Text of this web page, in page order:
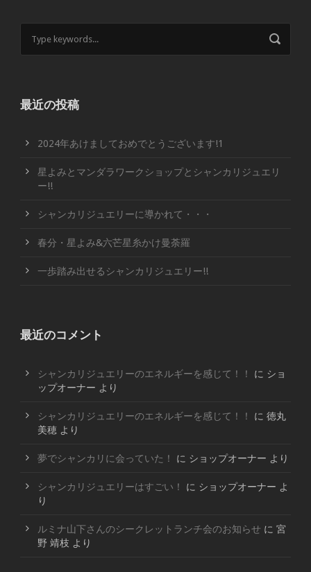
最近の投稿
2024年あけましておめでとうございます!1
星よみとマンダラワークショップとシャンカリジュエリ
ー!!
シャンカリジュエリーに導かれて・・・
春分・星よみ&六芒星糸かけ曼荼羅
一歩踏み出せるシャンカリジュエリー!!
最近のコメント
シャンカリジュエリーのエネルギーを感じて！！ に ショ
ップオーナー より
シャンカリジュエリーのエネルギーを感じて！！ に 徳丸
美穂 より
夢でシャンカリに会っていた！ に ショップオーナー より
シャンカリジュエリーはすごい！ に ショップオーナー よ
り
ルミナ山下さんのシークレットランチ会のお知らせ に 宮
野 靖枝 より